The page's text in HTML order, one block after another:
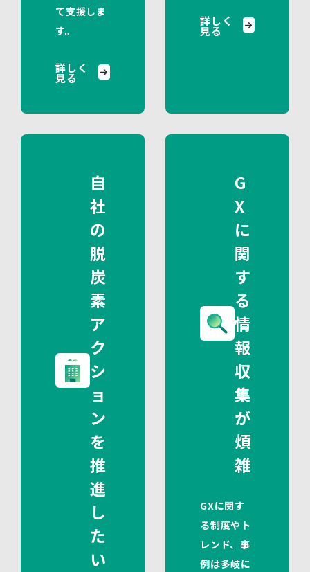
て支援しま
す。
詳しく
見る
詳しく
見る
自
社
の
脱
炭
素
ア
ク
シ
ョ
ン
を
推
進
し
た
い
G
X
に
関
す
る
情
報
収
集
が
煩
雑
GXに関す
る制度やト
レンド、事
例は多岐に